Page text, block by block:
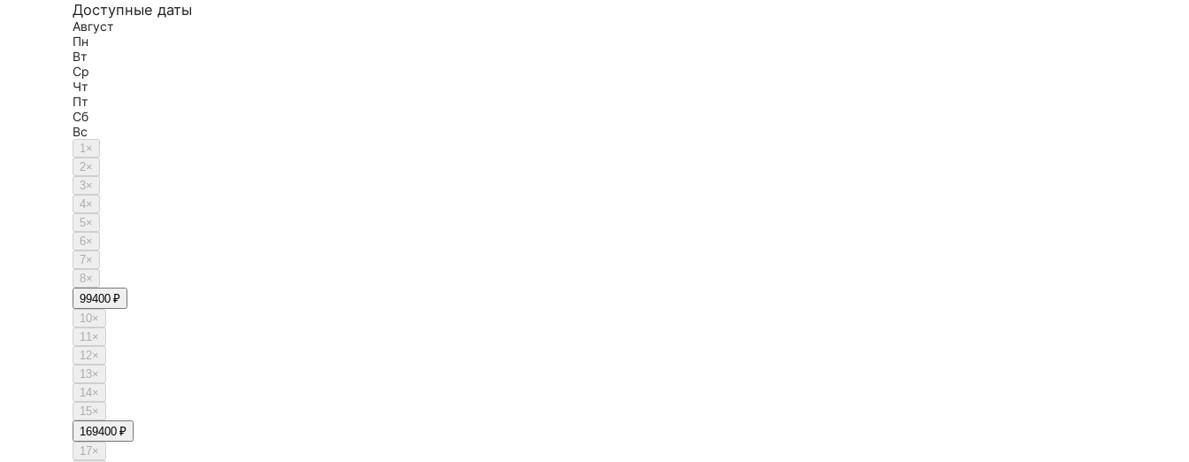
Доступные даты
Август
Пн
Вт
Ср
Чт
Пт
Сб
Вс
1×
2×
3×
4×
5×
6×
7×
8×
99400 ₽
10×
11×
12×
13×
14×
15×
169400 ₽
17×